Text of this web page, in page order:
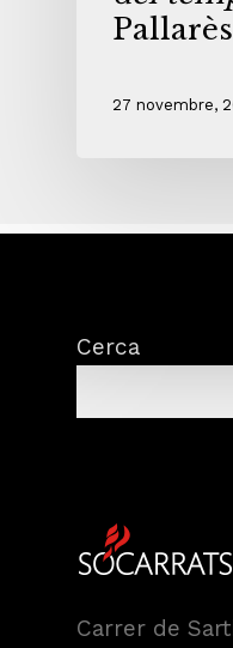
Pallarès
27 novembre,
Cerca
Carrer de